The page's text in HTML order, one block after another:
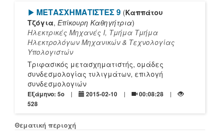
[Play]
ΜΕΤΑΣΧΗΜΑΤΙΣΤΕΣ 9 (Καππάτου
Τζόγια, Επίκουρη Καθηγήτρια)
Ηλεκτρικές Μηχανές Ι, Τμήμα Τμήμα
Ηλεκτρολόγων Μηχανικών & Τεχνολογίας
Υπολογιστών
Τριφασικός μετασχηματιστής, ομάδες
συνδεσμολογίας τυλιγμάτων, επιλογή
συνδεσμολογιών
Εξάμηνο: 5o 2015-02-10
00:08:28
528
Θεματική περιοχή